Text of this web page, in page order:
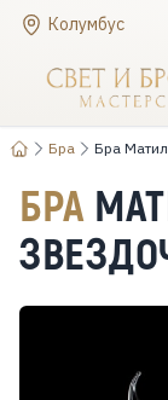
Колумбус
Бра Бра
БРА